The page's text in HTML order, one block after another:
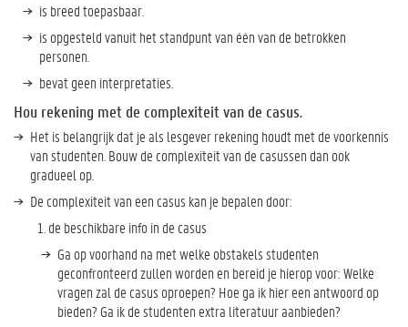
u
n
t
e
z
i
n
r
b
i
is breed toepasbaar.
is opgesteld vanuit het standpunt van één van de betrokken
personen.
bevat geen interpretaties.
Hou rekening met de complexiteit van de casus.
Het is belangrijk dat je als lesgever rekening houdt met de voorkennis
van studenten. Bouw de complexiteit van de casussen dan ook
gradueel op.
De complexiteit van een casus kan je bepalen door:
de beschikbare info in de casus
Ga op voorhand na met welke obstakels studenten
geconfronteerd zullen worden en bereid je hierop voor: Welke
vragen zal de casus oproepen? Hoe ga ik hier een antwoord op
bieden? Ga ik de studenten extra literatuur aanbieden?